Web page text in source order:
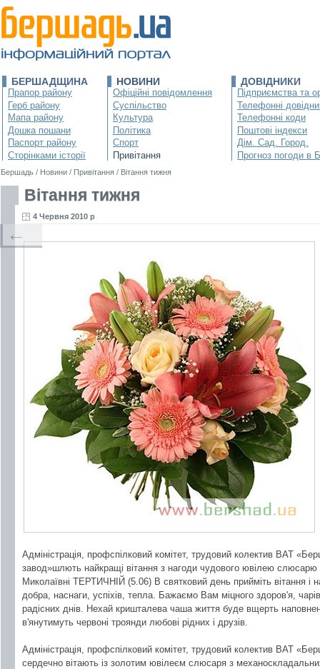
БЕРШАДЩИНА
Прапор району
Герб району
Мапа району
Дошка пошани
Паспорт району
Сторінками історії
НОВИНИ
Офіційні повідомлення
Суспільство
Культура
Політика
Спорт
Привітання
ДОВІДНИКИ
Підприємства та
Телефонні
Телефонні коди
Поштові індекси
Дім. Сад. Город.
Прогноз погоди в
Бершадь / Новини / Привітання / Вітання тижня
Вітання тижня
4 Червня 2010 р
Адміністрація, профспілковий комітет, трудовий колектив ВАТ
завод»шлють найкращі вітання з нагоди чудового ювілею слюсарю
Миколаївні ТЕРТИЧНІЙ (5.06) В святковий день прийміть вітання і
добра, наснаги, успіхів, тепла. Бажаємо Вам міцного здоров'я,
радісних днів. Нехай кришталева чаша життя буде вщерть
в'янутимуть червоні троянди любові рідних і друзів.
Адміністрація, профспілковий комітет, трудовий колектив ВАТ
сердечно вітають із золотим ювілеєм слюсаря з
←